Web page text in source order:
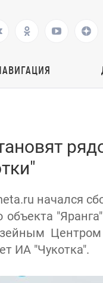
начался
объекта
ИА "Чукотка".